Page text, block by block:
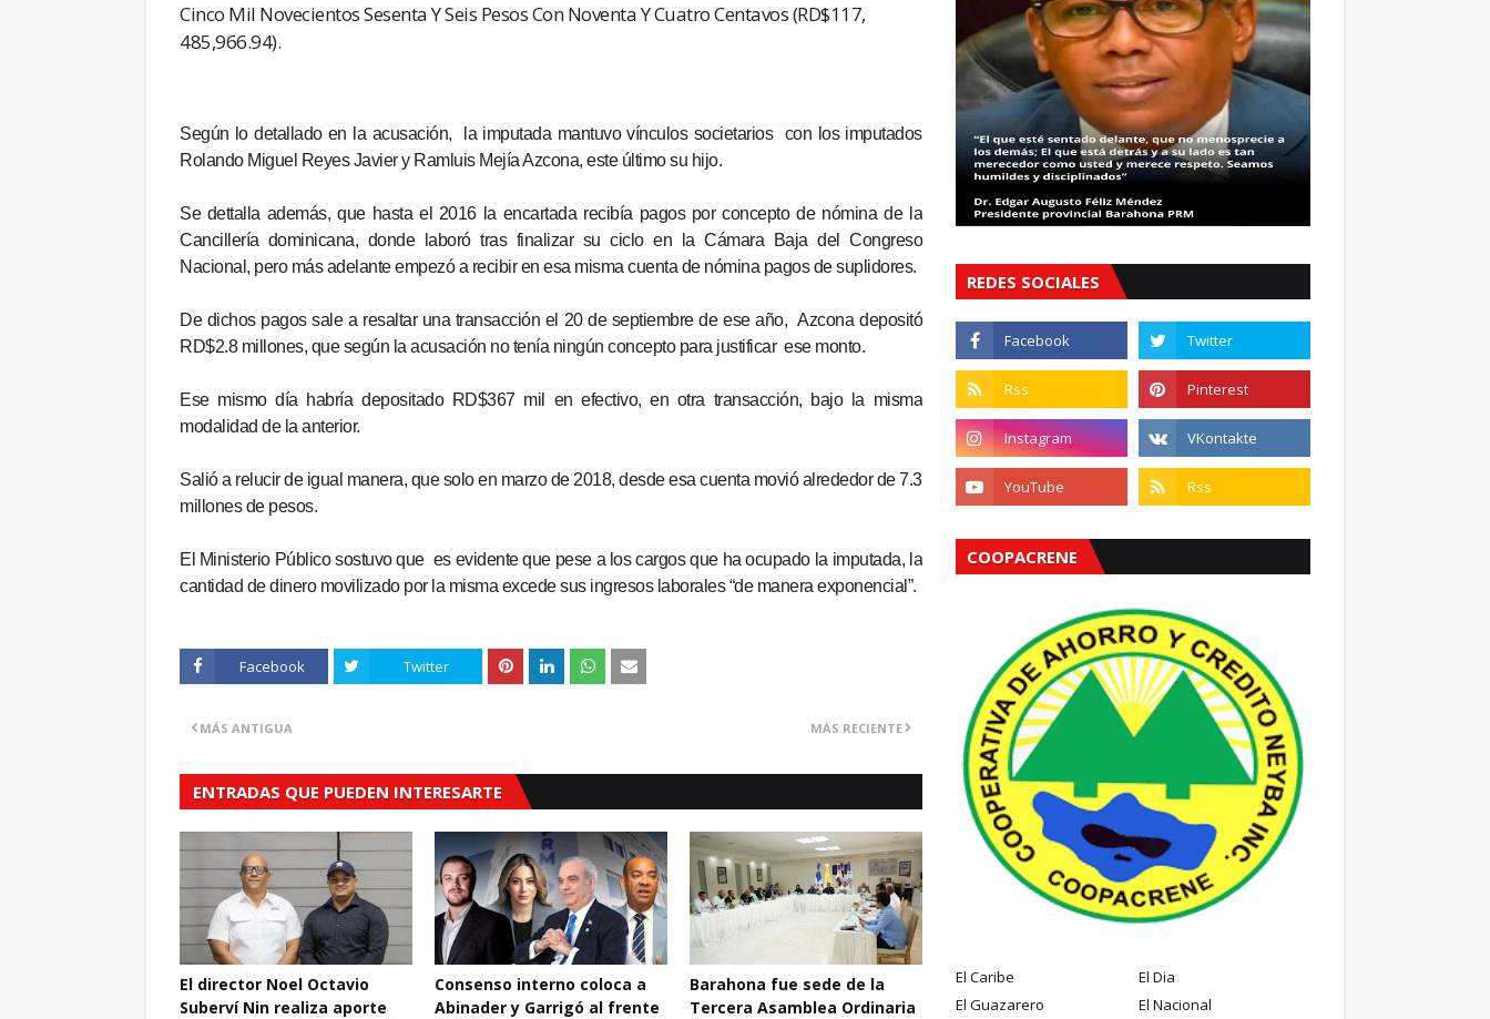
Cinco Mil Novecientos Sesenta Y Seis Pesos Con Noventa Y Cuatro Centavos (RD$117,
485,966.94).
Según lo detallado en la acusación, la imputada mantuvo vínculos societarios con los imputados
Rolando Miguel Reyes Javier y Ramluis Mejía Azcona, este último su hijo.
Se dettalla además, que hasta el 2016 la encartada recibía pagos por concepto de nómina de la
Cancillería dominicana, donde laboró tras finalizar su ciclo en la Cámara Baja del Congreso
Nacional, pero más adelante empezó a recibir en esa misma cuenta de nómina pagos de suplidores.
De dichos pagos sale a resaltar una transacción el 20 de septiembre de ese año, Azcona depositó
RD$2.8 millones, que según la acusación no tenía ningún concepto para justificar ese monto.
Ese mismo día habría depositado RD$367 mil en efectivo, en otra transacción, bajo la misma
modalidad de la anterior.
Salió a relucir de igual manera, que solo en marzo de 2018, desde esa cuenta movió alrededor de 7.3
millones de pesos.
El Ministerio Público sostuvo que es evidente que pese a los cargos que ha ocupado la imputada, la
cantidad de dinero movilizado por la misma excede sus ingresos laborales “de manera exponencial”.
Facebook Twitter
MÁS RECIENTE
MÁS ANTIGUA
ENTRADAS QUE PUEDEN INTERESARTE
El director Noel Octavio
Suberví Nin realiza aporte
Consenso interno coloca a
Abinader y Garrigó al frente
Barahona fue sede de la
Tercera Asamblea Ordinaria
REDES SOCIALES
COOPACRENE
El Caribe
El Dia
El Guazarero
El Nacional